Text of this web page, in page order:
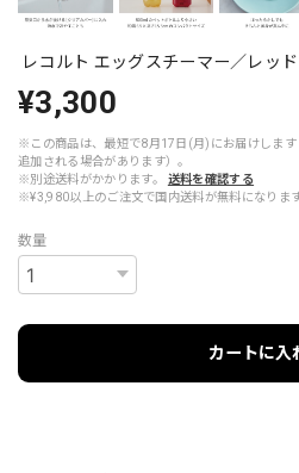
レコルト エッグスチーマー／レッ
¥3,300
※この商品は、最短で8月17日(月)にお届けします
追加される場合があります）。
※別途送料がかかります。
送料を確認する
※¥3,980以上のご注文で国内送料が無料になります
数量
カートに入